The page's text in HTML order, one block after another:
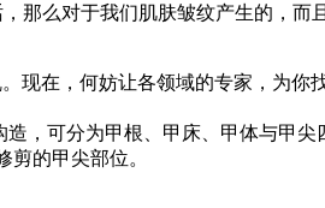
那么对于我们肌肤皱纹产生的，而
在，何妨让各领域的专家，为你
，可分为甲根、甲床、甲体与甲
的甲尖部位。